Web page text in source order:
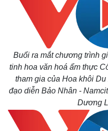
Buổi ra mắt chương trình
tinh hoa văn hoá ẩm thực
tham gia của Hoa khôi
đạo diễn Bảo Nhân -
Dương